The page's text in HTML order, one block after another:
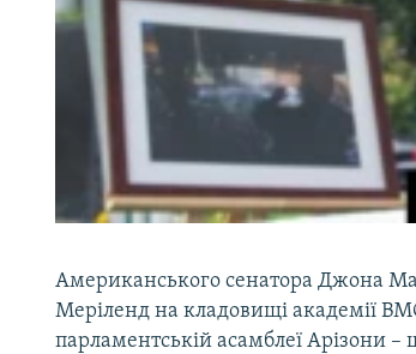
Американського сенатора Джона
Меріленд на кладовищі академії
парламентській асамблеї Арізони